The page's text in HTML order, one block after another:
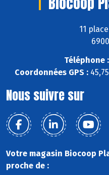
11
Téléphone :
Coordonnées GPS :
Nous suivre sur
Votre magasin Biocoop
proche de :